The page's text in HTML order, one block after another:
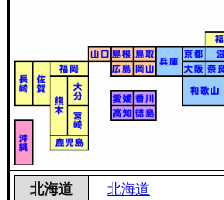
北海道 北海道